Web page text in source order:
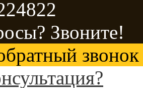
Звоните!
звонок